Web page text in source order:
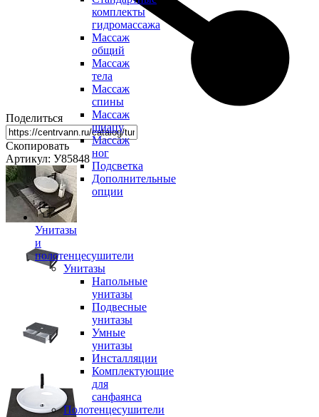
комплекты
гидромассажа
Массаж
общий
Массаж
тела
Массаж
спины
Массаж
шиацу
Массаж
ног
Подсветка
Дополнительные
опции
Унитазы
и
полотенцесушители
Унитазы
Напольные
унитазы
Подвесные
унитазы
Умные
унитазы
Инсталляции
Комплектующие
для
санфаянса
Полотенцесушители
Поделиться
Скопировать
Артикул: У85848